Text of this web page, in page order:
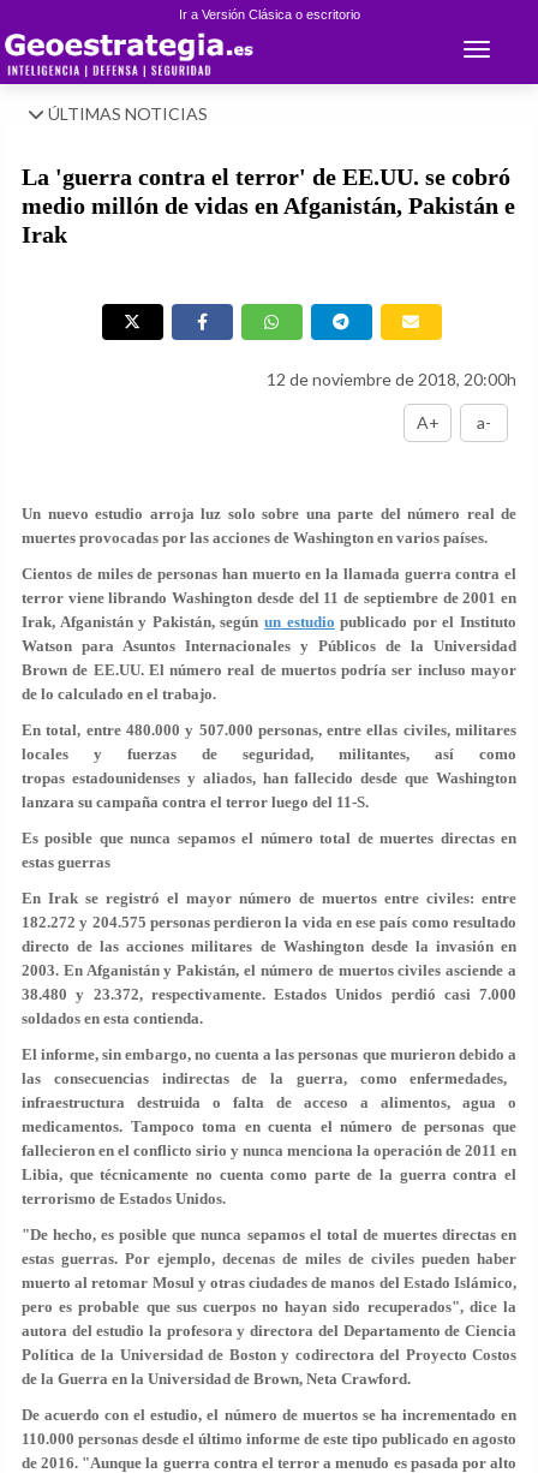
Ir a Versión Clásica o escritorio
Toggle
ÚLTIMAS NOTICIAS
La 'guerra contra el terror' de EE.UU. se cobró
medio millón de vidas en Afganistán, Pakistán e
Irak
12 de noviembre de 2018, 20:00h
A+ a-
Un nuevo estudio arroja luz solo sobre una parte del número real de
muertes provocadas por las acciones de Washington en varios países.
Cientos de miles de personas han muerto en la llamada guerra contra el
terror viene librando Washington desde del 11 de septiembre de 2001 en
Irak, Afganistán y Pakistán, según un estudio publicado por el Instituto
Watson para Asuntos Internacionales y Públicos de la Universidad
Brown de EE.UU. El número real de muertos podría ser incluso mayor
de lo calculado en el trabajo.
En total, entre 480.000 y 507.000 personas, entre ellas civiles, militares
locales y fuerzas de seguridad, militantes, así como
tropas estadounidenses y aliados, han fallecido desde que Washington
lanzara su campaña contra el terror luego del 11-S.
Es posible que nunca sepamos el número total de muertes directas en
estas guerras
En Irak se registró el mayor número de muertos entre civiles: entre
182.272 y 204.575 personas perdieron la vida en ese país como resultado
directo de las acciones militares de Washington desde la invasión en
2003. En Afganistán y Pakistán, el número de muertos civiles asciende a
38.480 y 23.372, respectivamente. Estados Unidos perdió casi 7.000
soldados en esta contienda.
El informe, sin embargo, no cuenta a las personas que murieron debido a
las consecuencias indirectas de la guerra, como enfermedades,
infraestructura destruida o falta de acceso a alimentos, agua o
medicamentos. Tampoco toma en cuenta el número de personas que
fallecieron en el conflicto sirio y nunca menciona la operación de 2011 en
Libia, que técnicamente no cuenta como parte de la guerra contra el
terrorismo de Estados Unidos.
"De hecho, es posible que nunca sepamos el total de muertes directas en
estas guerras. Por ejemplo, decenas de miles de civiles pueden haber
muerto al retomar Mosul y otras ciudades de manos del Estado Islámico,
pero es probable que sus cuerpos no hayan sido recuperados", dice la
autora del estudio la profesora y directora del Departamento de Ciencia
Política de la Universidad de Boston y codirectora del Proyecto Costos
de la Guerra en la Universidad de Brown, Neta Crawford.
De acuerdo con el estudio, el número de muertos se ha incrementado en
110.000 personas desde el último informe de este tipo publicado en agosto
de 2016. "Aunque la guerra contra el terror a menudo es pasada por alto